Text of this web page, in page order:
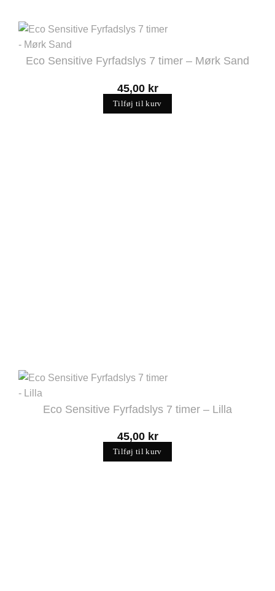
Eco Sensitive Fyrfadslys 7 timer – Mørk Sand
45,00 kr
Tilføj til kurv
Eco Sensitive Fyrfadslys 7 timer – Lilla
45,00 kr
Tilføj til kurv